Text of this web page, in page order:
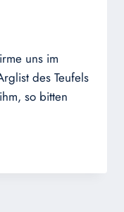
uns im
des Teufels
so bitten